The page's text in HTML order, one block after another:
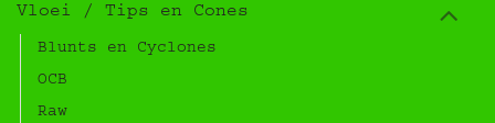
Vloei / Tips en Cones
Blunts en Cyclones
OCB
Raw